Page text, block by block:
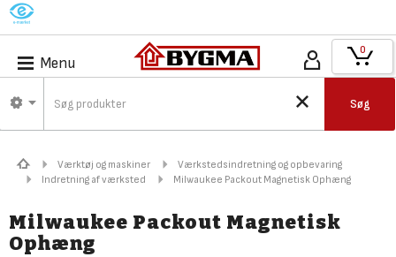
M
Menu
Søg
0
Værktøj og maskiner
Værkstedsindretning og opbevaring
Indretning af værksted
Milwaukee Packout Magnetisk Ophæng
Milwaukee Packout Magnetisk
Ophæng